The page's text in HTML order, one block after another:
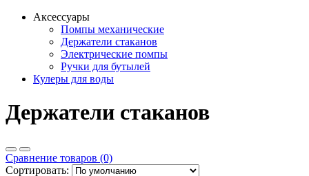
Аксессуары
Помпы механические
Держатели стаканов
Электрические помпы
Ручки для бутылей
Кулеры для воды
Держатели стаканов
Сравнение товаров (0)
Сортировать: